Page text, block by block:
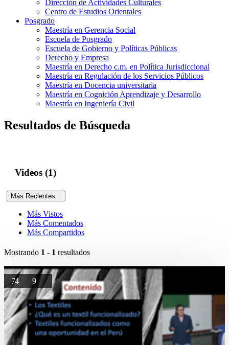
Dirección de Actividades Culturales
Centro de Estudios Orientales
Posgrado
Maestría en Gerencia Social
Escuela de Posgrado
Escuela de Gobierno y Políticas Públicas
Derecho y Empresa
Maestría en Derecho c.m. en Política Jurisdiccional
Maestría en Regulación de los Servicios Públicos
Maestría en Docencia universitaria
Maestría en Cognición Aprendizaje y Desarrollo
Maestría en Ingeniería Civil
Resultados de Búsqueda
Videos (1)
Más Recientes
Más Vistos
Más Comentados
Más Compartidos
Mostrando 1 - 1 resultados
74 9